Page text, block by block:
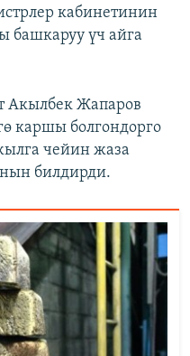
кабинетинин
башкаруу үч айга
Акылбек Жапаров
каршы болгондорго
чейин жаза
билдирди.